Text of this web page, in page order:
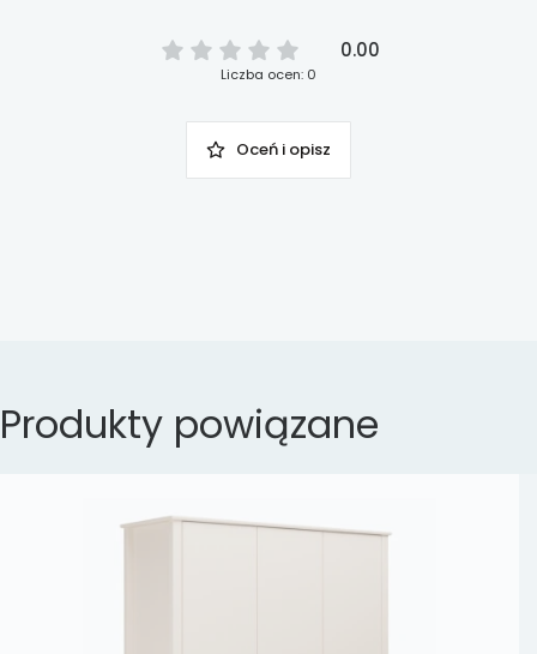
0.00
Liczba ocen: 0
Oceń i opisz
Produkty powiązane